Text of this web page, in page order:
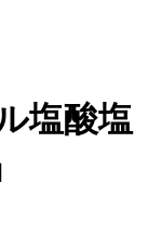
塩酸塩